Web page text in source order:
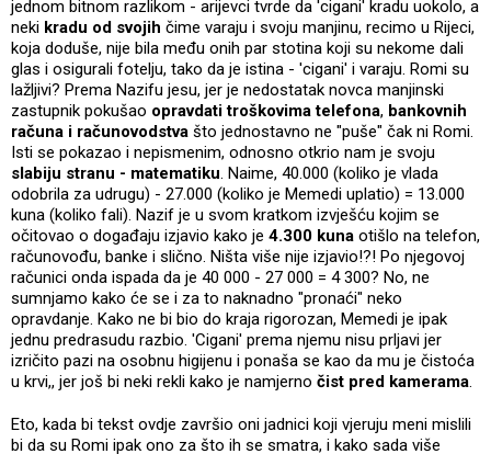
jednom bitnom razlikom - arijevci tvrde da 'cigani' kradu uokolo, a
neki kradu od svojih čime varaju i svoju manjinu, recimo u Rijeci,
koja doduše, nije bila među onih par stotina koji su nekome dali
glas i osigurali fotelju, tako da je istina - 'cigani' i varaju. Romi su
lažljivi? Prema Nazifu jesu, jer je nedostatak novca manjinski
zastupnik pokušao opravdati troškovima telefona, bankovnih
računa i računovodstva što jednostavno ne "puše" čak ni Romi.
Isti se pokazao i nepismenim, odnosno otkrio nam je svoju
slabiju stranu - matematiku. Naime, 40.000 (koliko je vlada
odobrila za udrugu) - 27.000 (koliko je Memedi uplatio) = 13.000
kuna (koliko fali). Nazif je u svom kratkom izvješću kojim se
očitovao o događaju izjavio kako je 4.300 kuna otišlo na telefon,
računovođu, banke i slično. Ništa više nije izjavio!?! Po njegovoj
računici onda ispada da je 40 000 - 27 000 = 4 300? No, ne
sumnjamo kako će se i za to naknadno "pronaći" neko
opravdanje. Kako ne bi bio do kraja rigorozan, Memedi je ipak
jednu predrasudu razbio. 'Cigani' prema njemu nisu prljavi jer
izričito pazi na osobnu higijenu i ponaša se kao da mu je čistoća
u krvi,, jer još bi neki rekli kako je namjerno čist pred kamerama.
Eto, kada bi tekst ovdje završio oni jadnici koji vjeruju meni mislili
bi da su Romi ipak ono za što ih se smatra, i kako sada više